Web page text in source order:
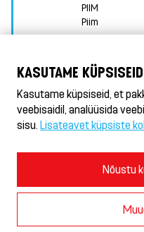
PIIM
Piim
TOITAINED
Kasutustingimused ja
KASUTAME KÜPSISEID
Kasutame küpsiseid, et
veebisaidil, analüüsida
sisu. Lisateavet küpsiste
Nõustu